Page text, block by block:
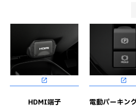
HDMI端子
電動パーキン